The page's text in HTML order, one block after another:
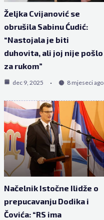
Željka Cvijanović se
obrušila Sabinu Ćudić:
“Nastojala je biti
duhovita, ali joj nije pošlo
za rukom”
dec 9, 2025 8 mjeseci ago
Načelnik Istočne Ilidže o
prepucavanju Dodika i
Čovića: “RS ima